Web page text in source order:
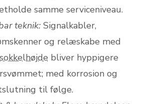
samme serviceniveau.
teknik: Signalkabler,
og relæskabe med
bliver hyppigere
med korrosion og
til følge.